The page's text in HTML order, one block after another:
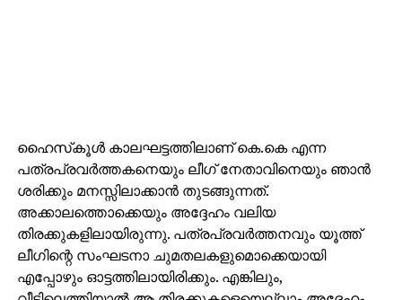
ഹൈസ്‌കൂള്‍ കാലഘട്ടത്തിലാണ് കെ.കെ എന്ന
പത്രപ്രവര്‍ത്തകനെയും ലീഗ് നേതാവിനെയും ഞാന്‍
ശരിക്കും മനസ്സിലാക്കാന്‍ തുടങ്ങുന്നത്.
അക്കാലത്തൊക്കെയും അദ്ദേഹം വലിയ
തിരക്കുകളിലായിരുന്നു. പത്രപ്രവര്‍ത്തനവും യൂത്ത്
ലീഗിന്റെ സംഘടനാ ചുമതലകളുമൊക്കെയായി
എപ്പോഴും ഓട്ടത്തിലായിരിക്കും. എങ്കിലും,